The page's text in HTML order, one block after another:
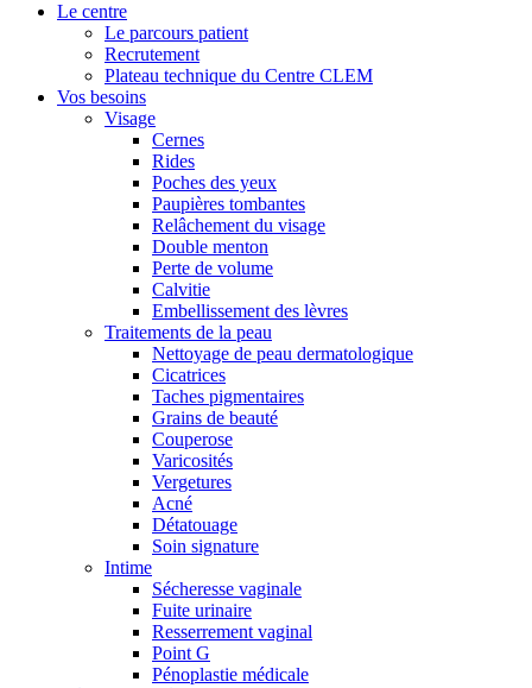
Le centre
Le parcours patient
Recrutement
Plateau technique du Centre CLEM
Vos besoins
Visage
Cernes
Rides
Poches des yeux
Paupières tombantes
Relâchement du visage
Double menton
Perte de volume
Calvitie
Embellissement des lèvres
Traitements de la peau
Nettoyage de peau dermatologique
Cicatrices
Taches pigmentaires
Grains de beauté
Couperose
Varicosités
Vergetures
Acné
Détatouage
Soin signature
Intime
Sécheresse vaginale
Fuite urinaire
Resserrement vaginal
Point G
Pénoplastie médicale